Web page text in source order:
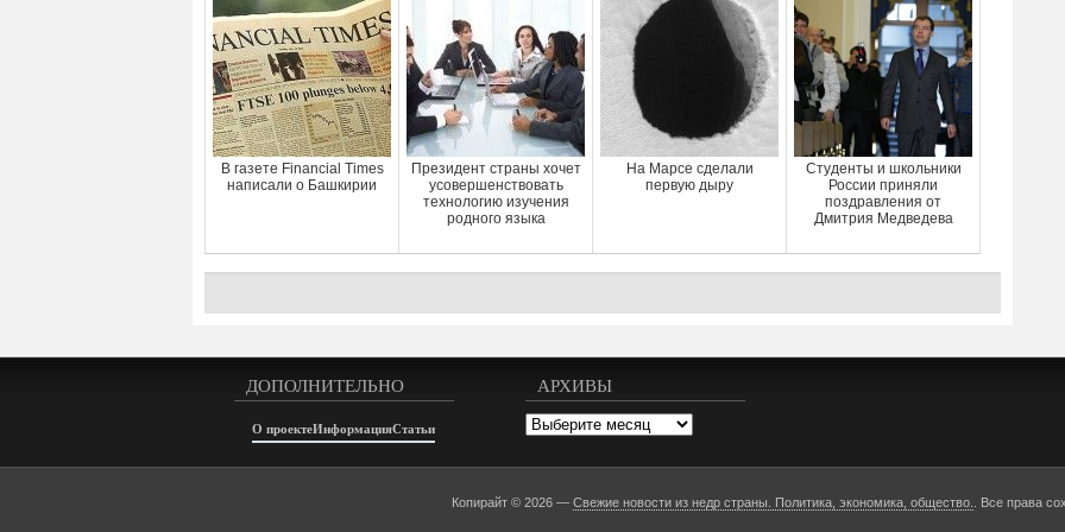
В газете Financial Times
написали о Башкирии
Президент страны хочет
усовершенствовать
технологию изучения
родного языка
На Марсе сделали
первую дыру
Студенты и школьники
России приняли
поздравления от
Дмитрия Медведева
ДОПОЛНИТЕЛЬНО
О проектеИнформацияСтатьи
АРХИВЫ
Архивы
Копирайт © 2026 — Свежие новости из недр страны. Политика, экономика, общество. . Все права